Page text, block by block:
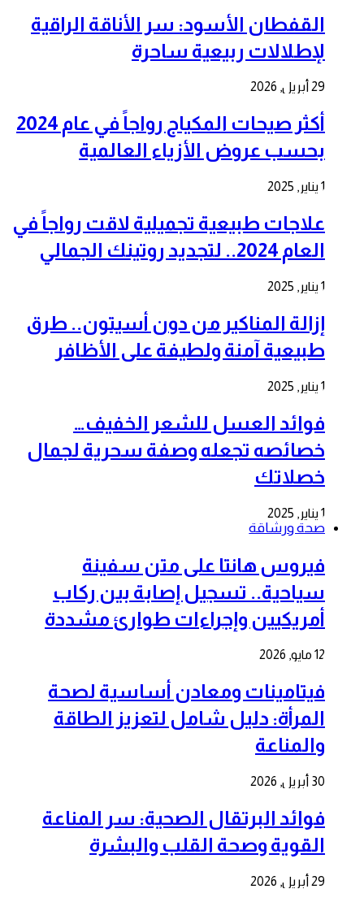
القفطان الأسود: سر الأناقة الراقية
لإطلالات ربيعية ساحرة
29 أبريل, 2026
أكثر صيحات المكياج رواجاً في عام 2024
بحسب عروض الأزياء العالمية
1 يناير, 2025
علاجات طبيعية تجميلية لاقت رواجاً في
العام 2024.. لتجديد روتينك الجمالي
1 يناير, 2025
إزالة المناكير من دون أسيتون.. طرق
طبيعية آمنة ولطيفة على الأظافر
1 يناير, 2025
فوائد العسل للشعر الخفيف…
خصائصه تجعله وصفة سحرية لجمال
خصلاتك
1 يناير, 2025
صحة ورشاقة
فيروس هانتا على متن سفينة
سياحية.. تسجيل إصابة بين ركاب
أمريكيين وإجراءات طوارئ مشددة
12 مايو, 2026
فيتامينات ومعادن أساسية لصحة
المرأة: دليل شامل لتعزيز الطاقة
والمناعة
30 أبريل, 2026
فوائد البرتقال الصحية: سر المناعة
القوية وصحة القلب والبشرة
29 أبريل, 2026